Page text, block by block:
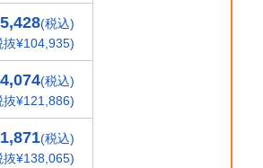
(税込)
抜¥104,935)
(税込)
抜¥121,886)
(税込)
抜¥138,065)